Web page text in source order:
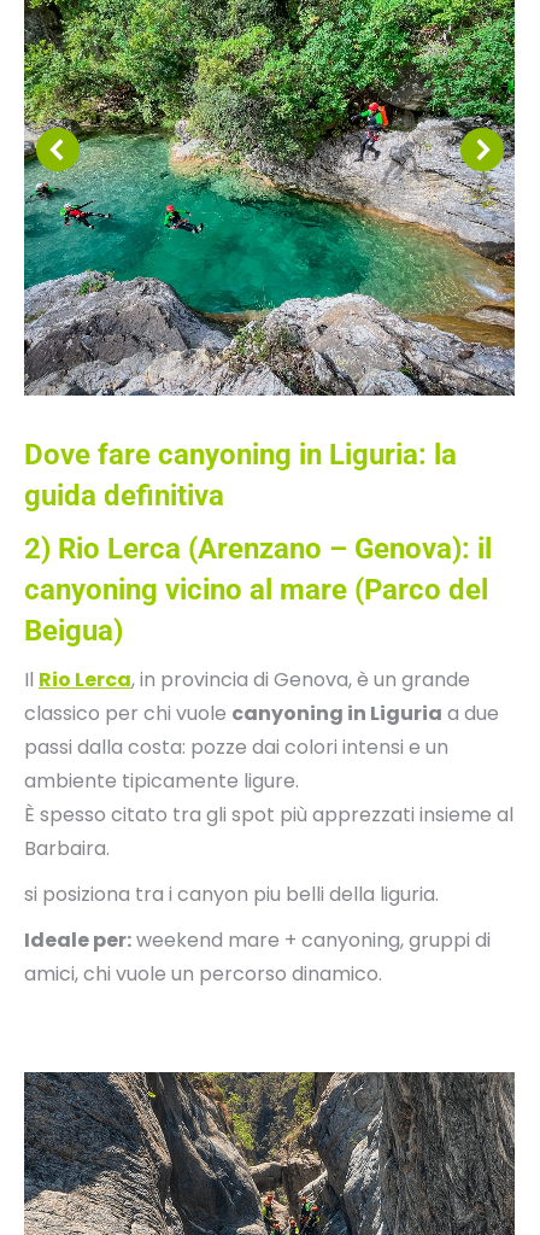
Dove fare canyoning in Liguria: la
guida definitiva
2) Rio Lerca (Arenzano – Genova): il
canyoning vicino al mare (Parco del
Beigua)
Il Rio Lerca, in provincia di Genova, è un grande
classico per chi vuole canyoning in Liguria a due
passi dalla costa: pozze dai colori intensi e un
ambiente tipicamente ligure.
È spesso citato tra gli spot più apprezzati insieme al
Barbaira.
si posiziona tra i canyon piu belli della liguria.
Ideale per:weekend mare + canyoning, gruppi di
amici, chi vuole un percorso dinamico.